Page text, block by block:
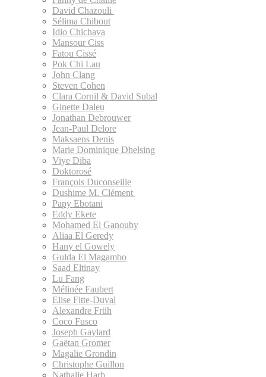
David Chazouli
Sélima Chibout
Idio Chichava
Mansour Ciss
Fatou Cissé
Pok Chi Lau
John Clang
Steven Cohen
Clara Cornil & David Subal
Ginette Daleu
Jonathan Debrouwer
Jean-Paul Delore
Maksaens Denis
Marie Dominique Dhelsing
Viye Diba
Doktorosé
François Duconseille
Dushime M. Clément
Papy Ebotani
Eddy Ekete
Mohamed El Ganouby
Aliaa El Geredy
Hany el Gowely
Gulda El Magambo
Saad Eltinay
Lu Fang
Mélinée Faubert
Elise Fitte-Duval
Alexandre Früh
Coco Fusco
Joseph Gaylard
Gaëtan Gromer
Magalie Grondin
Christophe Guillon
Nathalie Harb